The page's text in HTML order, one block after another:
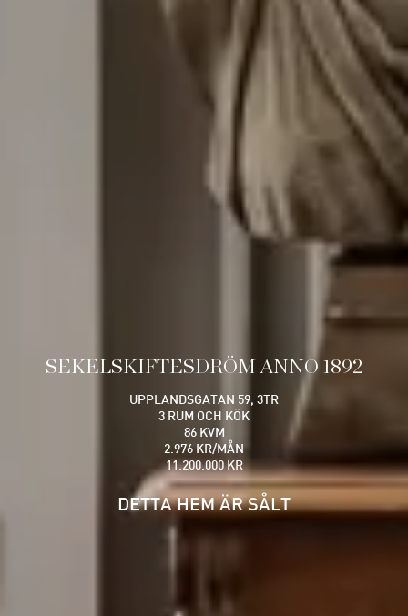
SEKELSKIFTESDRÖM ANNO 1892
UPPLANDSGATAN 59, 3TR
3 RUM OCH KÖK
86 KVM
2.976 KR/MÅN
11.200.000 KR
DETTA HEM ÄR SÅLT